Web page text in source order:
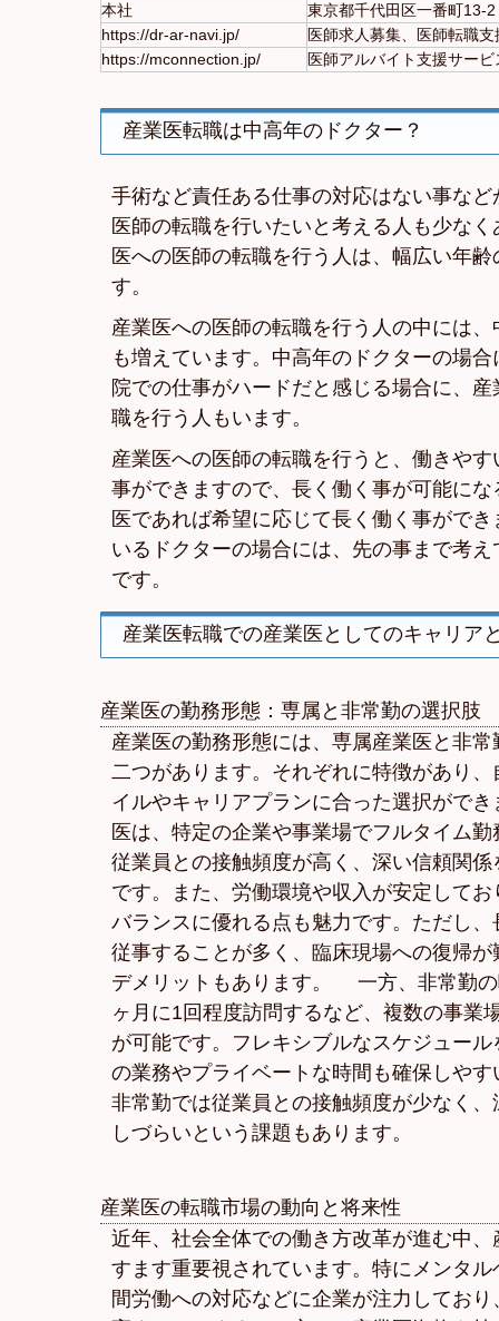
本社
東京都千代田区一番町13-2
https://dr-ar-navi.jp/
医師求人募集、医師転職
https://mconnection.jp/
医師アルバイト支援サービ
産業医転職は中高年のドクター？
手術など責任ある仕事の対応はない事な
医師の転職を行いたいと考える人も少な
医への医師の転職を行う人は、幅広い年
す。
産業医への医師の転職を行う人の中には
も増えています。中高年のドクターの場
院での仕事がハードだと感じる場合に、
職を行う人もいます。
産業医への医師の転職を行うと、働きや
事ができますので、長く働く事が可能に
医であれば希望に応じて長く働く事がで
いるドクターの場合には、先の事まで考
です。
産業医転職での産業医としてのキャリア
産業医の勤務形態：専属と非常勤の選択肢
産業医の勤務形態には、専属産業医と非
二つがあります。それぞれに特徴があり
イルやキャリアプランに合った選択がで
医は、特定の企業や事業場でフルタイム
従業員との接触頻度が高く、深い信頼関
です。また、労働環境や収入が安定して
バランスに優れる点も魅力です。ただし
従事することが多く、臨床現場への復帰
デメリットもあります。 一方、非常勤
ヶ月に1回程度訪問するなど、複数の事業
が可能です。フレキシブルなスケジュー
の業務やプライベートな時間も確保しや
非常勤では従業員との接触頻度が少なく
しづらいという課題もあります。
産業医の転職市場の動向と将来性
近年、社会全体での働き方改革が進む中
すます重要視されています。特にメンタ
間労働への対応などに企業が注力してお